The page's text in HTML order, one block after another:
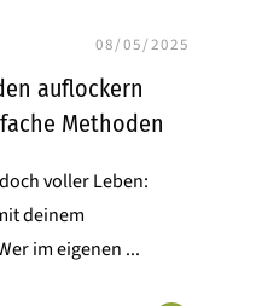
08/05/2025
auflockern
Methoden
voller Leben:
deinem
im eigenen ...